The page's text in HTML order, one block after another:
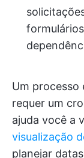
Um processo
requer um
ajuda você a
visualização
planejar